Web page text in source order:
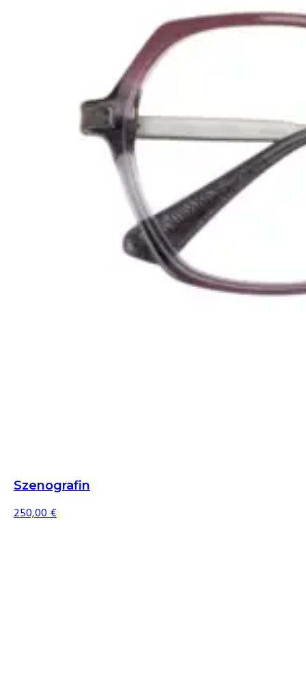
Szenografin
250,00€